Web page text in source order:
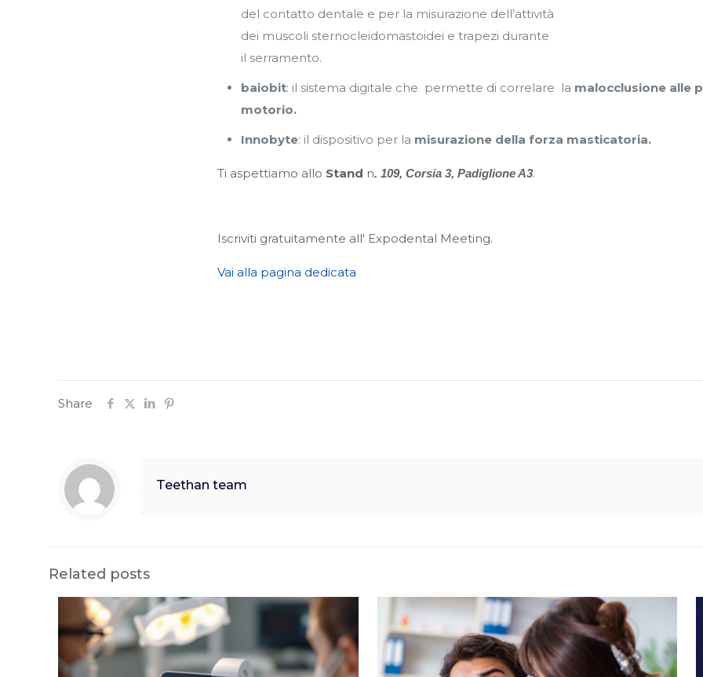
del contatto dentale e per la misurazione dell’attività
dei muscoli sternocleidomastoidei e trapezi durante
il serramento.
baiobit: il sistema digitale che permette di correlare la malocclusione alle
motorio.
Innobyte: il dispositivo per la misurazione della forza masticatoria.
Ti aspettiamo allo Stand n. 109, Corsia 3, Padiglione A3.
Iscriviti gratuitamente all' Expodental Meeting.
Vai alla pagina dedicata
Share
Teethan team
Related posts